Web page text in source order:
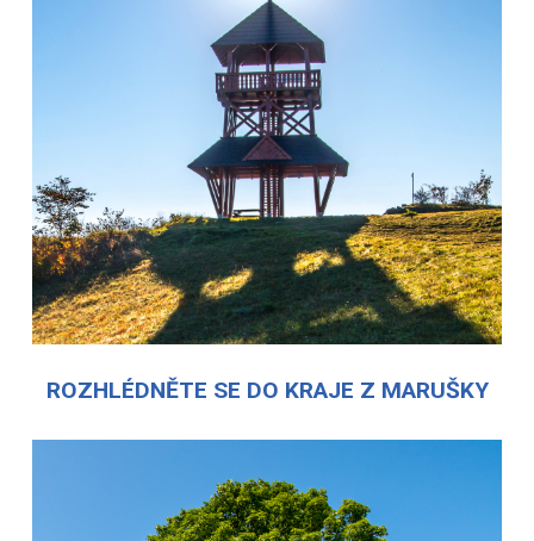
ROZHLÉDNĚTE SE DO KRAJE Z MARUŠKY